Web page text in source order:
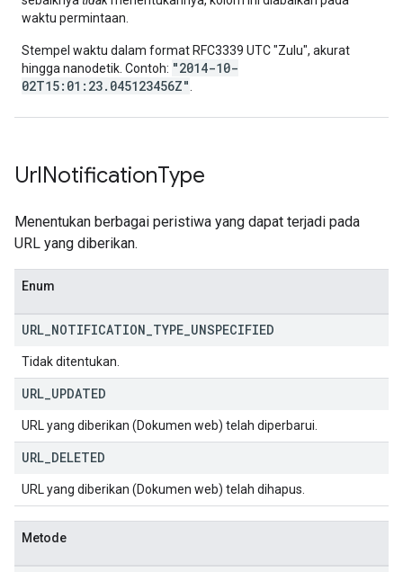
waktu permintaan.
Stempel waktu dalam format RFC3339 UTC "Zulu", akurat
hingga nanodetik. Contoh: "2014-10-
02T15:01:23.045123456Z"
UrlNotificationType
Menentukan berbagai peristiwa yang dapat terjadi pada
URL yang diberikan.
Enum
URL NOTIFICATION TYPE UNSPECIFIED
Tidak ditentukan.
URL UPDATED
URL yang diberikan (Dokumen web) telah diperbarui.
URL DELETED
URL yang diberikan (Dokumen web) telah dihapus.
Metode